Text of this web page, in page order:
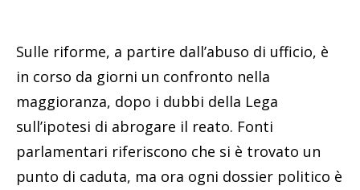
Sulle riforme, a partire dall’abuso di ufficio, è
in corso da giorni un confronto nella
maggioranza, dopo i dubbi della Lega
sull’ipotesi di abrogare il reato. Fonti
parlamentari riferiscono che si è trovato un
punto di caduta, ma ora ogni dossier politico è